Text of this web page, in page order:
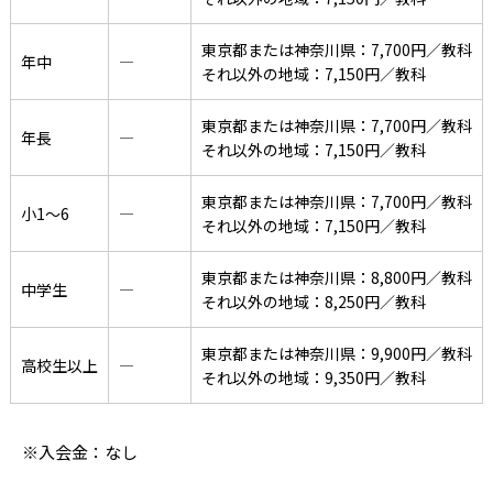
年中 ―
東京都または神奈川県：7,700円／教科
それ以外の地域：7,150円／教科
年長 ―
東京都または神奈川県：7,700円／教科
それ以外の地域：7,150円／教科
小1〜6 ―
東京都または神奈川県：7,700円／教科
それ以外の地域：7,150円／教科
中学生 ―
東京都または神奈川県：8,800円／教科
それ以外の地域：8,250円／教科
高校生以上 ―
東京都または神奈川県：9,900円／教科
それ以外の地域：9,350円／教科
※入会金：なし